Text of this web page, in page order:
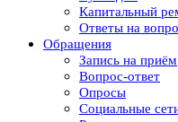
Капитальный
Ответы на
Обращения
Запись на приём
Вопрос-ответ
Опросы
Социальные